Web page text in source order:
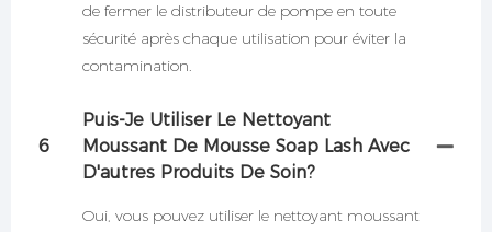
de fermer le distributeur de pompe en toute
sécurité après chaque utilisation pour éviter la
contamination.
6
Puis-Je Utiliser Le Nettoyant
Moussant De Mousse Soap Lash Avec
D'autres Produits De Soin?
Oui, vous pouvez utiliser le nettoyant moussant